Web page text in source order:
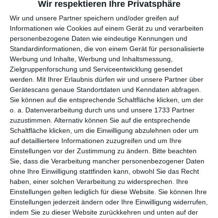
Wir respektieren Ihre Privatsphäre
Wir und unsere Partner speichern und/oder greifen auf
Informationen wie Cookies auf einem Gerät zu und verarbeiten
personenbezogene Daten wie eindeutige Kennungen und
Standardinformationen, die von einem Gerät für personalisierte
Werbung und Inhalte, Werbung und Inhaltsmessung,
Zielgruppenforschung und Serviceentwicklung gesendet
werden. Mit Ihrer Erlaubnis dürfen wir und unsere Partner über
Gerätescans genaue Standortdaten und Kenndaten abfragen.
Sie können auf die entsprechende Schaltfläche klicken, um der
o. a. Datenverarbeitung durch uns und unsere 1733 Partner
zuzustimmen. Alternativ können Sie auf die entsprechende
Schaltfläche klicken, um die Einwilligung abzulehnen oder um
auf detailliertere Informationen zuzugreifen und um Ihre
Einstellungen vor der Zustimmung zu ändern. Bitte beachten
Sie, dass die Verarbeitung mancher personenbezogener Daten
ohne Ihre Einwilligung stattfinden kann, obwohl Sie das Recht
haben, einer solchen Verarbeitung zu widersprechen. Ihre
Einstellungen gelten lediglich für diese Website. Sie können Ihre
Einstellungen jederzeit ändern oder Ihre Einwilligung widerrufen,
indem Sie zu dieser Website zurückkehren und unten auf der
per E-Mail(kostenlos)
TEILEN
Facebook, Twitter, WhatsApp, ...
WEITERE KARTEN IN DIESEN
KATEGORIEN ANSEHEN
Glückwünsche
Geburtstag
Geburtstagskarten für Kinder
Sommer
neue Karten